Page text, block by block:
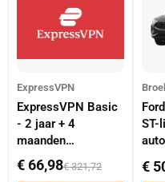
ExpressVPN
ExpressVPN Basic
- 2 jaar + 4
maanden
abonnement
€ 66,98€ 321,72
ST-
€